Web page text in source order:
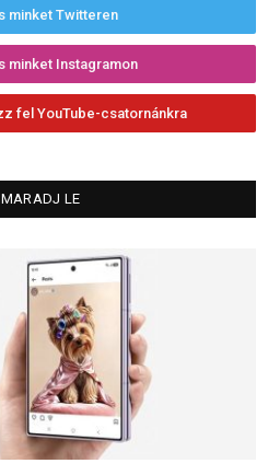
minket Twitteren
minket Instagramon
fel YouTube-csatornánkra
MARADJ LE